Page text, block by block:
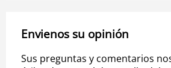
Envienos su opinión
Sus preguntas y comentarios